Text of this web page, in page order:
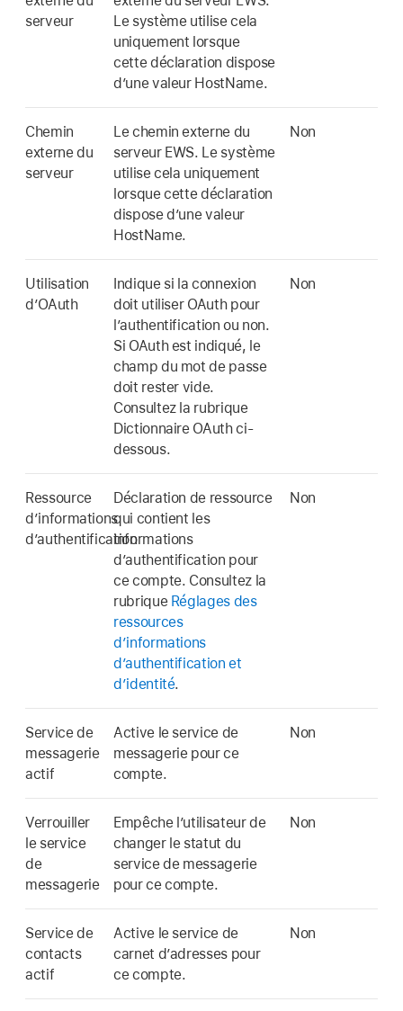
serveur
Le système utilise cela
uniquement lorsque
cette déclaration dispose
d’une valeur HostName.
Chemin
externe du
serveur
Le chemin externe du
serveur EWS. Le système
utilise cela uniquement
lorsque cette déclaration
dispose d’une valeur
HostName.
Non
Utilisation
d’OAuth
Indique si la connexion
doit utiliser OAuth pour
l’authentification ou non.
Si OAuth est indiqué, le
champ du mot de passe
doit rester vide.
Consultez la rubrique
Dictionnaire OAuth ci-
dessous.
Non
Ressource
d’informations
d’authentification
Déclaration de ressource
qui contient les
informations
d’authentification pour
ce compte. Consultez la
rubrique Réglages des
ressources
d’informations
d’authentification et
d’identité.
Non
Service de
messagerie
actif
Active le service de
messagerie pour ce
compte.
Non
Verrouiller
le service
de
messagerie
Empêche l’utilisateur de
changer le statut du
service de messagerie
pour ce compte.
Non
Service de
contacts
actif
Active le service de
carnet d’adresses pour
ce compte.
Non